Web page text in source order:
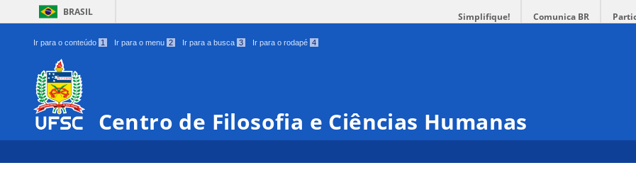
BRASIL Simplifique! Comunica BR
Ir para o conteúdo 1 Ir para o menu 2 Ir para a busca 3 Ir para o rodapé 4
Centro de Filosofia e Ciências Humanas